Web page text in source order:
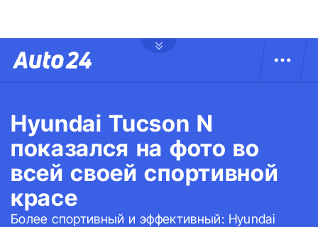
Hyundai Tucson N
показался на фото во
всей своей спортивной
красе
Более спортивный и эффективный: Hyundai